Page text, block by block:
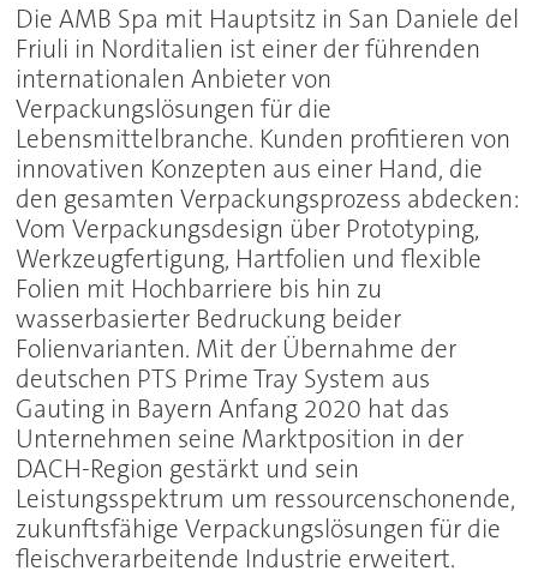
Die AMB Spa mit Hauptsitz in San Daniele del
Friuli in Norditalien ist einer der führenden
internationalen Anbieter von
Verpackungslösungen für die
Lebensmittelbranche. Kunden profitieren von
innovativen Konzepten aus einer Hand, die
den gesamten Verpackungsprozess abdecken:
Vom Verpackungsdesign über Prototyping,
Werkzeugfertigung, Hartfolien und flexible
Folien mit Hochbarriere bis hin zu
wasserbasierter Bedruckung beider
Folienvarianten. Mit der Übernahme der
deutschen PTS Prime Tray System aus
Gauting in Bayern Anfang 2020 hat das
Unternehmen seine Marktposition in der
DACH-Region gestärkt und sein
Leistungsspektrum um ressourcenschonende,
zukunftsfähige Verpackungslösungen für die
fleischverarbeitende Industrie erweitert.